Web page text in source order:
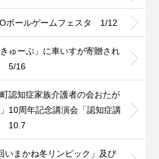
ボールゲームフェスタ 1/12
きゅーぶ」に車いすが寄贈され
5/16
町認知症家族介護者の会おたが
10周年記念講演会「認知症講
10.7
いまかね冬リンピック」及び